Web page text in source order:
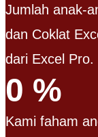
Jumlah anak-
dan Coklat
dari Excel Pro.
0 %
Kami faham